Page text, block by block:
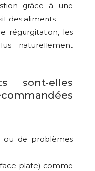
grâce à une
des aliments
régurgitation, les
naturellement
sont-elles
ou de problèmes
plate) comme